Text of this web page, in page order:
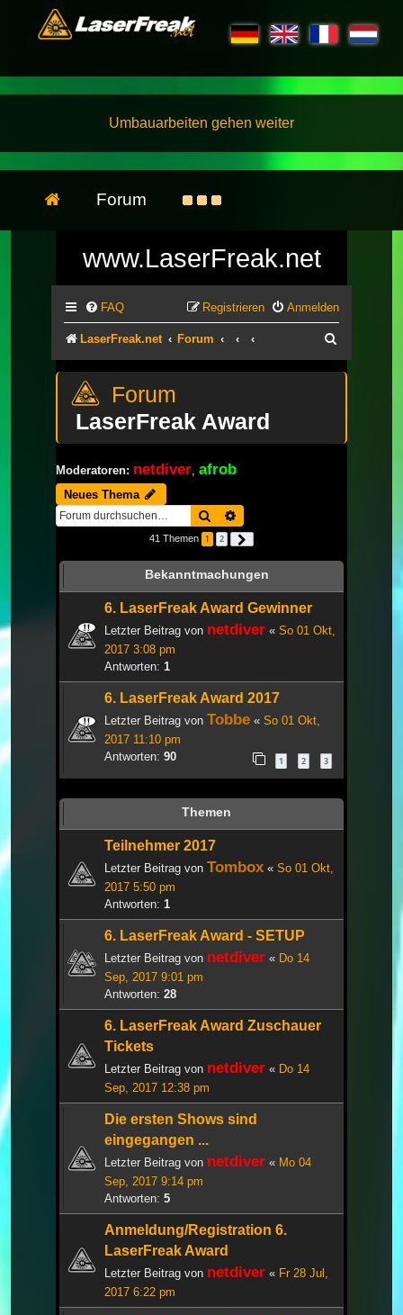
Umbauarbeiten gehen weiter
Forum
www.LaserFreak.net
FAQ Anmelden
Registrieren
LaserFreak.net Forum
LaserFreak Award
Moderatoren: netdiver afrob
Neues Thema
Suche
41 Themen 1 2
Bekanntmachungen
6. LaserFreak Award Gewinner
Letzter Beitrag von netdiver « So 01 Okt,
2017 3:08 pm
Antworten: 1
6. LaserFreak Award 2017
Letzter Beitrag von Tobbe « So 01 Okt,
2017 11:10 pm
Antworten: 90 1 2 3
Themen
Teilnehmer 2017
Letzter Beitrag von Tombox « So 01 Okt,
2017 5:50 pm
Antworten: 1
6. LaserFreak Award - SETUP
Letzter Beitrag von netdiver « Do 14
Sep, 2017 9:01 pm
Antworten: 28
6. LaserFreak Award Zuschauer
Tickets
Letzter Beitrag von netdiver « Do 14
Sep, 2017 12:38 pm
Die ersten Shows sind
eingegangen ...
Letzter Beitrag von netdiver « Mo 04
Sep, 2017 9:14 pm
Antworten: 5
Anmeldung/Registration 6.
LaserFreak Award
Letzter Beitrag von netdiver « Fr 28 Jul,
2017 6:22 pm